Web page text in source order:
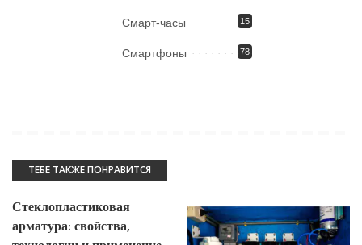
Смарт-часы 15
Смартфоны 78
ТЕБЕ ТАКЖЕ ПОНРАВИТСЯ
Стеклопластиковая
арматура: свойства,